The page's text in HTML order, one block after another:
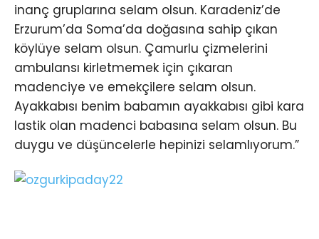
inanç gruplarına selam olsun. Karadeniz’de
Erzurum’da Soma’da doğasına sahip çıkan
köylüye selam olsun. Çamurlu çizmelerini
ambulansı kirletmemek için çıkaran
madenciye ve emekçilere selam olsun.
Ayakkabısı benim babamın ayakkabısı gibi kara
lastik olan madenci babasına selam olsun. Bu
duygu ve düşüncelerle hepinizi selamlıyorum.”